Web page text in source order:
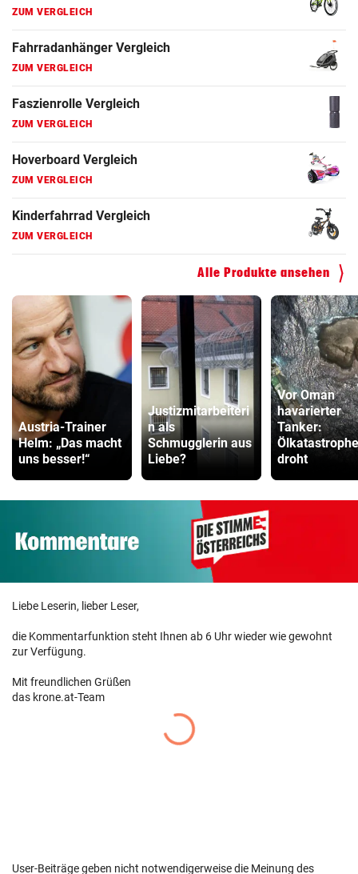
ZUM VERGLEICH
Fahrradanhänger Vergleich
ZUM VERGLEICH
Faszienrolle Vergleich
ZUM VERGLEICH
Hoverboard Vergleich
ZUM VERGLEICH
Kinderfahrrad Vergleich
ZUM VERGLEICH
Alle Produkte ansehen
Austria-Trainer
Helm: „Das macht
uns besser!“
Justizmitarbeiteri
n als
Schmugglerin aus
Liebe?
Vor Oman
havarierter
Tanker:
Ölkatastrophe
droht
Liebe Leserin, lieber Leser,
die Kommentarfunktion steht Ihnen ab 6 Uhr wieder wie gewohnt
zur Verfügung.
Mit freundlichen Grüßen
das krone.at-Team
User-Beiträge geben nicht notwendigerweise die Meinung des